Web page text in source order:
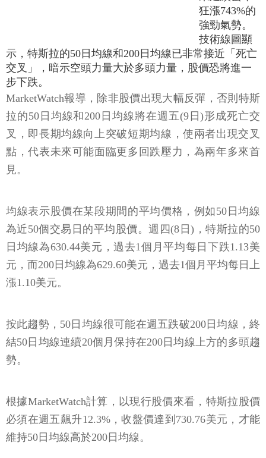
狂漲743%的
強勁氣勢。
技術線圖顯
示，特斯拉的50日均線和200日均線已非常接近「死亡
交叉」，暗示空頭力量大於多頭力量，股價恐將進一
步下跌。
MarketWatch報導，除非股價出現大幅反彈，否則特斯
拉的50日均線和200日均線將在週五(9日)形成死亡交
叉，即長期均線向上突破短期均線，使兩者出現交叉
點，代表未來可能面臨更多回跌壓力，為兩年多來首
見。
均線表示股價在某段期間的平均價格，例如50日均線
為近50個交易日的平均股價。週四(8日)，特斯拉的50
日均線為630.44美元，過去1個月平均每日下跌1.13美
元，而200日均線為629.60美元，過去1個月平均每日上
漲1.10美元。
按此趨勢，50日均線很可能在週五跌破200日均線，終
結50日均線連續20個月保持在200日均線上方的多頭趨
勢。
根據MarketWatch計算，以現行股價來看，特斯拉股價
必須在週五飆升12.3%，收盤價達到730.76美元，才能
維持50日均線高於200日均線。